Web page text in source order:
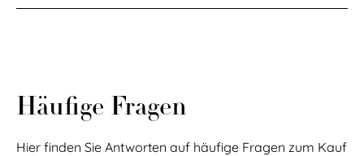
Transport Ihrer Design Stück weltweit. Mit einem
Häufige Fragen
Hier finden Sie Antworten auf häufige Fragen zum Kauf